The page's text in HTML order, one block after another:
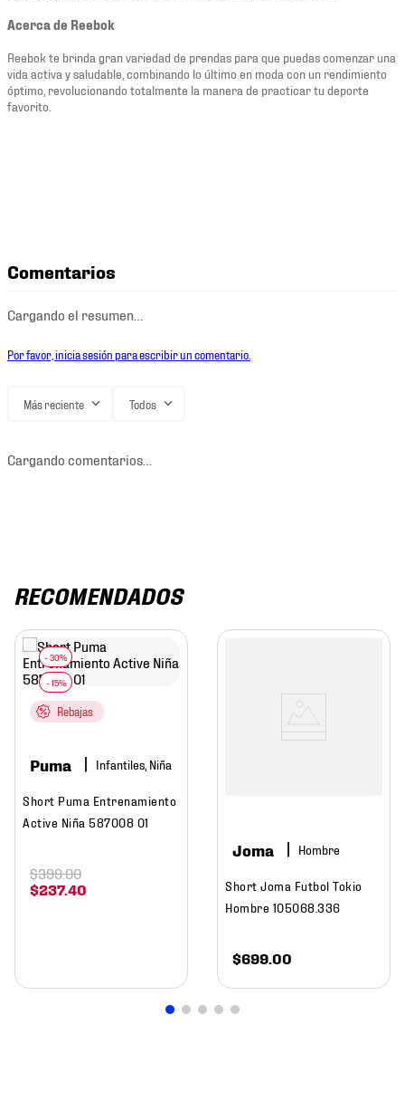
Acerca de Reebok
Reebok te brinda gran variedad de prendas para que puedas comenzar una
vida activa y saludable, combinando lo último en moda con un rendimiento
óptimo, revolucionando totalmente la manera de practicar tu deporte
favorito.
Comentarios
Cargando el resumen…
Por favor, inicia sesión para escribir un comentario.
Más reciente Todos
Cargando comentarios…
RECOMENDADOS
Rebajas
Puma Infantiles, Niña
Short Puma Entrenamiento
Active Niña 587008 01
$237.40
$399.00
Joma Hombre
Short Joma Futbol Tokio
Hombre 105068.336
$699 00